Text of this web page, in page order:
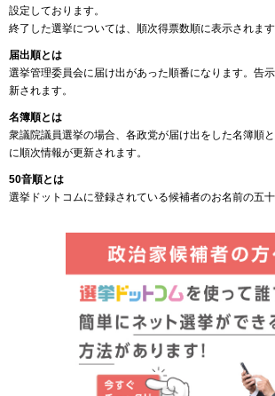
設定しております。
終了した選挙については、順次得票数順に表示されます
届出順とは
選挙管理委員会に届け出があった順番になります。告
新されます。
名簿順とは
衆議院議員選挙の場合、各政党が届け出をした名簿順
に順次情報が更新されます。
50音順とは
選挙ドットコムに登録されている候補者のお名前の五十